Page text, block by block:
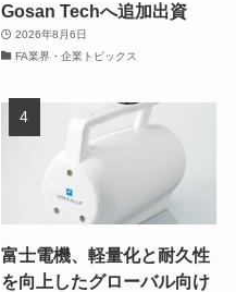
Gosan Techへ追加出資
2026年8月6日
FA業界・企業トピックス
富士電機、軽量化と耐久性
を向上したグローバル向け